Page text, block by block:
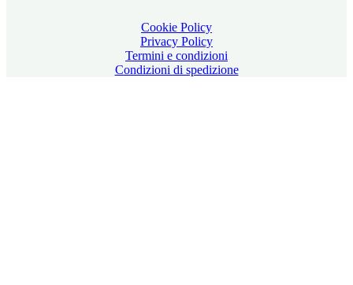
Cookie Policy
Privacy Policy
Termini e condizioni
Condizioni di spedizione